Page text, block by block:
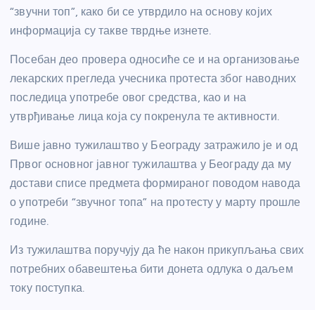
“звучни топ”, како би се утврдило на основу којих
информација су такве тврдње изнете.
Посебан део провера односиће се и на организовање
лекарских прегледа учесника протеста због наводних
последица употребе овог средства, као и на
утврђивање лица која су покренула те активности.
Више јавно тужилаштво у Београду затражило је и од
Првог основног јавног тужилаштва у Београду да му
достави списе предмета формираног поводом навода
о употреби “звучног топа” на протесту у марту прошле
године.
Из тужилаштва поручују да ће након прикупљања свих
потребних обавештења бити донета одлука о даљем
току поступка.